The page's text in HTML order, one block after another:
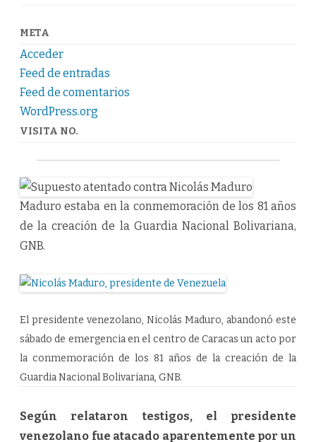
en
su
contra
META
Acceder
Feed de entradas
Feed de comentarios
WordPress.org
VISITA NO.
Maduro estaba en la conmemoración de los 81 años
de la creación de la Guardia Nacional Bolivariana,
GNB.
El presidente venezolano, Nicolás Maduro, abandonó este
sábado de emergencia en el centro de Caracas un acto por
la conmemoración de los 81 años de la creación de la
Guardia Nacional Bolivariana, GNB.
Según relataron testigos, el presidente
venezolano fue atacado aparentemente por un